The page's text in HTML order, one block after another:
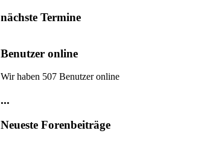
nächste Termine
Benutzer online
Wir haben 507 Benutzer online
...
Neueste Forenbeiträge